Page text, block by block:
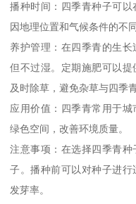
播种时间：四季青种子可
因地理位置和气候条件的不
养护管理：在四季青的生
但不过湿。定期施肥可以
及时除草，避免杂草与四季
应用价值：四季青常用于
绿色空间，改善环境质量。
注意事项：在选择四季青
子。播种前可以对种子进
发芽率。